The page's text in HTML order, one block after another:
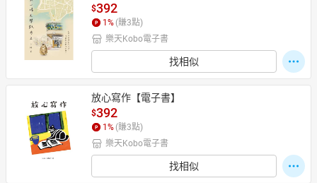
$392
1 % (賺3點)
樂天Kobo電子書
找相似
放心寫作【電子書】
$392
1 % (賺3點)
樂天Kobo電子書
找相似